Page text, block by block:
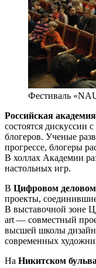
Фестиваль
Российская
состоятся дискуссии
блогеров. Ученые
прогрессе, блогеры
В холлах Академии
настольных игр.
В Цифровом деловом
проекты,
В выставочной зоне
art — совместный
высшей школы
современных
На Никитском